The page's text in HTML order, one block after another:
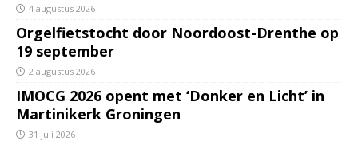
4 augustus 2026
Orgelfietstocht door Noordoost-Drenthe op
19 september
2 augustus 2026
IMOCG 2026 opent met ‘Donker en Licht’ in
Martinikerk Groningen
31 juli 2026